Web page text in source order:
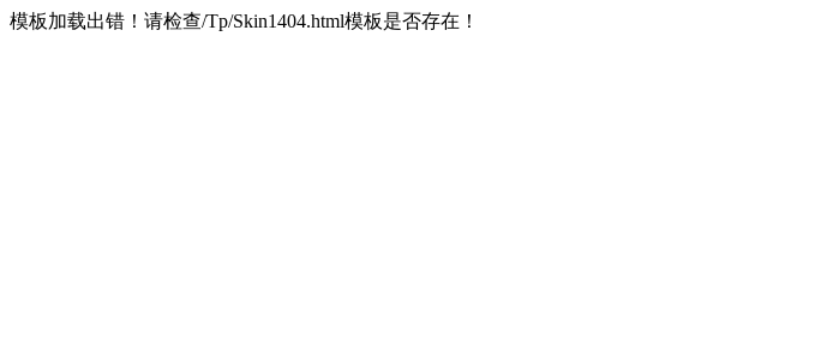
模板加载出错！请检查/Tp/Skin1404.html模板是否存在！